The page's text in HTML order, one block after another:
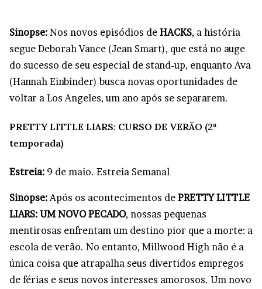
Sinopse: Nos novos episódios de HACKS, a história
segue Deborah Vance (Jean Smart), que está no auge
do sucesso de seu especial de stand-up, enquanto Ava
(Hannah Einbinder) busca novas oportunidades de
voltar a Los Angeles, um ano após se separarem.
PRETTY LITTLE LIARS: CURSO DE VERÃO (2ª
temporada)
Estreia: 9 de maio. Estreia Semanal
Sinopse:Após os acontecimentos de PRETTY LITTLE
LIARS: UM NOVO PECADO, nossas pequenas
mentirosas enfrentam um destino pior que a morte: a
escola de verão. No entanto, Millwood High não é a
única coisa que atrapalha seus divertidos empregos
de férias e seus novos interesses amorosos. Um novo